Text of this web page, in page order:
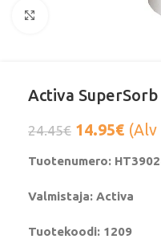
Klikkaa
Activa
24.45€ 14.95€ (Alv
Tuotenumero:
Valmistaja: Activa
Tuotekoodi: 1209